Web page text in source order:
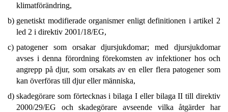
klimatförändring,
b) genetiskt modifierade organismer enligt definitionen i artikel 2
led 2 i direktiv 2001/18/EG,
c) patogener som orsakar djursjukdomar; med djursjukdomar
avses i denna förordning förekomsten av infektioner hos och
angrepp på djur, som orsakats av en eller flera patogener som
kan överföras till djur eller människa,
d) skadegörare som förtecknas i bilaga I eller bilaga II till direktiv
2000/29/EG och skadegörare avseende vilka åtgärder har